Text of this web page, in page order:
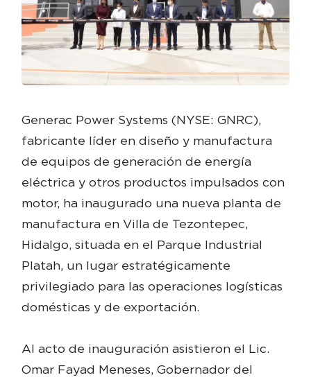
Generac Power Systems (NYSE: GNRC),
fabricante líder en diseño y manufactura
de equipos de generación de energía
eléctrica y otros productos impulsados con
motor, ha inaugurado una nueva planta de
manufactura en Villa de Tezontepec,
Hidalgo, situada en el Parque Industrial
Platah, un lugar estratégicamente
privilegiado para las operaciones logísticas
domésticas y de exportación.
Al acto de inauguración asistieron el Lic.
Omar Fayad Meneses, Gobernador del